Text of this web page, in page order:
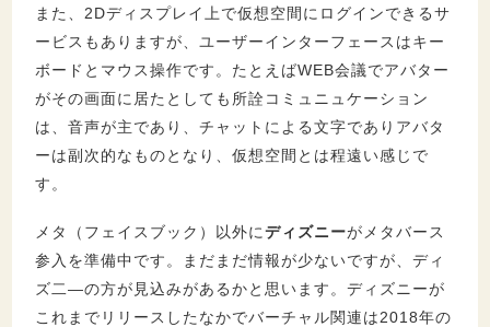
また、2Dディスプレイ上で仮想空間にログインできるサ
ービスもありますが、ユーザーインターフェースはキー
ボードとマウス操作です。たとえばWEB会議でアバター
がその画面に居たとしても所詮コミュニュケーション
は、音声が主であり、チャットによる文字でありアバタ
ーは副次的なものとなり、仮想空間とは程遠い感じで
す。
メタ（フェイスブック）以外にディズニーがメタバース
参入を準備中です。まだまだ情報が少ないですが、ディ
ズ二―の方が見込みがあるかと思います。ディズニーが
これまでリリースしたなかでバーチャル関連は2018年の